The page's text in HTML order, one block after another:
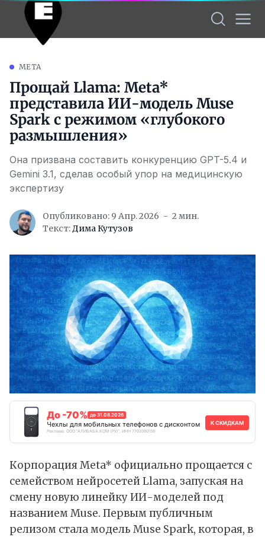
META
Прощай Llama: Meta*
представила ИИ-модель Muse
Spark с режимом «глубокого
размышления»
Она призвана составить конкуренцию GPT-5.4 и
Gemini 3.1, сделав особый упор на медицинскую
экспертизу
Опубликовано: 9 Апр. 2026
2 мин.
Текст:Дима Кутузов
До -70% до 31.08.2026
Чехлы для мобильных телефонов с дисконтом
Реклама. ООО "АЛИБАБА.КОМ (РУ)", ИНН 7703380158
К СКИДКАМ
Корпорация Meta* официально прощается с
семейством нейросетей Llama, запуская на
смену новую линейку ИИ-моделей под
названием Muse. Первым публичным
релизом стала модель Muse Spark, которая, в